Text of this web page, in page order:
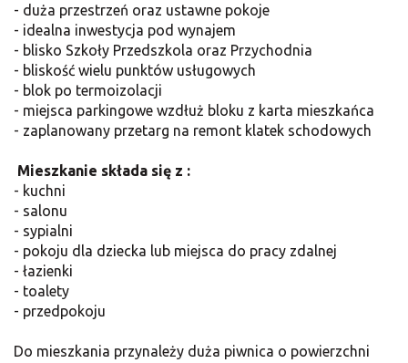
- duża przestrzeń oraz ustawne pokoje
- idealna inwestycja pod wynajem
- blisko Szkoły Przedszkola oraz Przychodnia
- bliskość wielu punktów usługowych
- blok po termoizolacji
- miejsca parkingowe wzdłuż bloku z karta mieszkańca
- zaplanowany przetarg na remont klatek schodowych
Mieszkanie składa się z :
- kuchni
- salonu
- sypialni
- pokoju dla dziecka lub miejsca do pracy zdalnej
- łazienki
- toalety
- przedpokoju
Do mieszkania przynależy duża piwnica o powierzchni